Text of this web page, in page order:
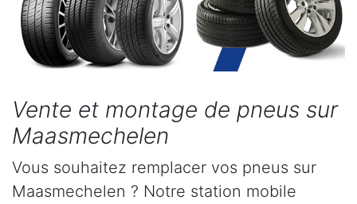
Vente et montage de pneus sur
Maasmechelen
Vous souhaitez remplacer vos pneus sur
Maasmechelen ? Notre station mobile